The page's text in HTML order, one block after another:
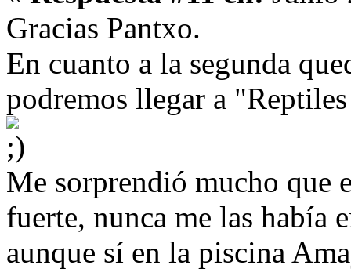
Gracias Pantxo.
En cuanto a la segunda
podremos llegar a
Me sorprendió mucho que
fuerte, nunca me las había
aunque sí en la piscina